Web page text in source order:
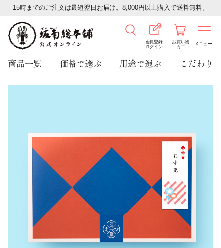
15時までのご注文は最短翌日お届け。8,000円以上購入で送料無料。
会員登録
ログイン
お買い物
カゴ
メニュー
商品一覧 価格で選ぶ 用途で選ぶ こだわり